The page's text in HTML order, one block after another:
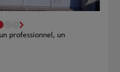
professionnel, un